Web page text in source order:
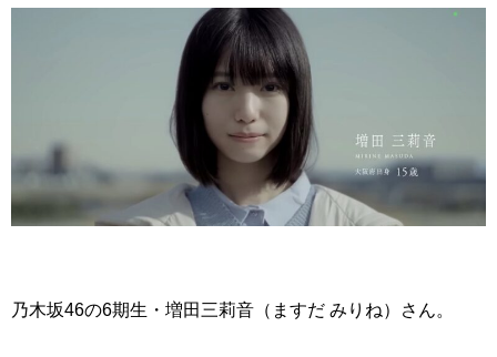
乃木坂46の6期生・増田三莉音（ますだ みりね）さん。